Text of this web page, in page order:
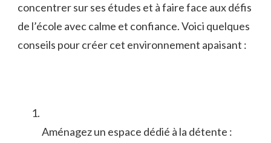
concentrer ‍sur ses⁢ études ⁢et à faire face aux défis
de l’école avec calme et confiance. Voici quelques
conseils pour créer cet environnement apaisant :
Aménagez un espace dédié à la détente :